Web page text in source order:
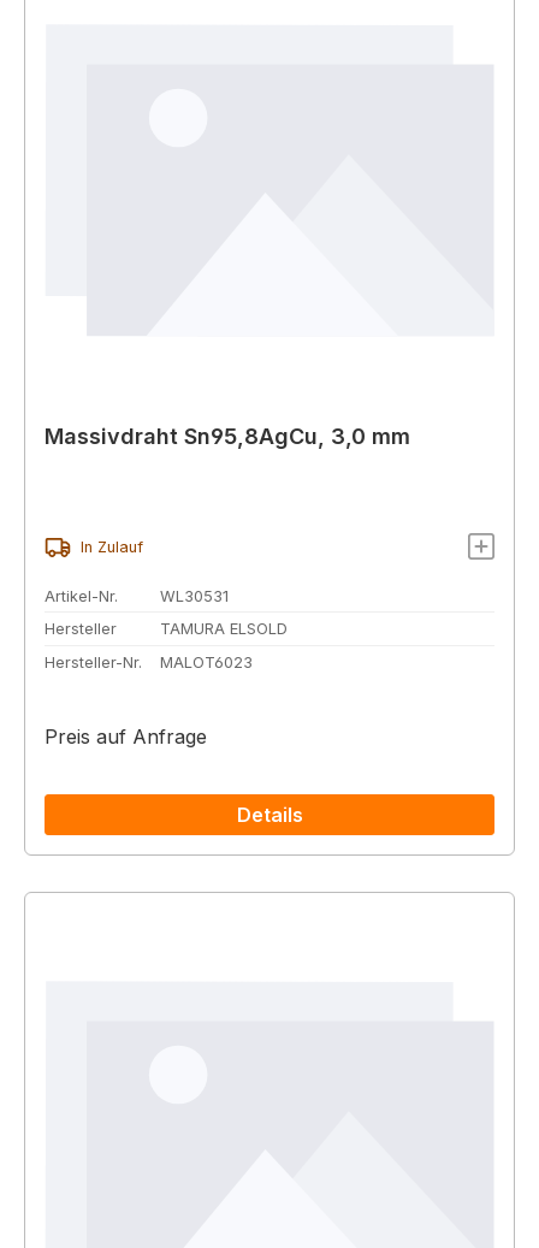
Massivdraht Sn95,8AgCu, 3,0 mm
In Zulauf
Artikel-Nr.
WL30531
Hersteller
TAMURA ELSOLD
Hersteller-Nr.
MALOT6023
Preis auf Anfrage
Details